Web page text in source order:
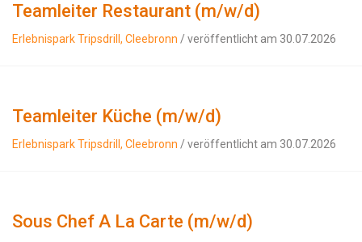
Teamleiter Restaurant (m/w/d)
Erlebnispark Tripsdrill, Cleebronn / veröffentlicht am 30.07.2026
Teamleiter Küche (m/w/d)
Erlebnispark Tripsdrill, Cleebronn / veröffentlicht am 30.07.2026
Sous Chef A La Carte (m/w/d)